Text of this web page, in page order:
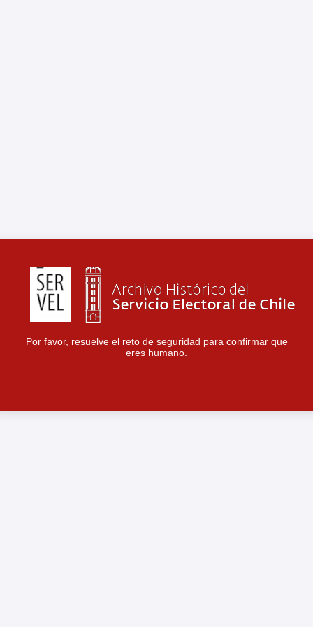
Por favor, resuelve el reto de seguridad para confirmar que
eres humano.